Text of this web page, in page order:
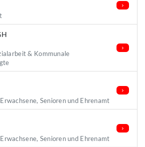
& Kommunale
Senioren und Ehrenamt
Senioren und Ehrenamt